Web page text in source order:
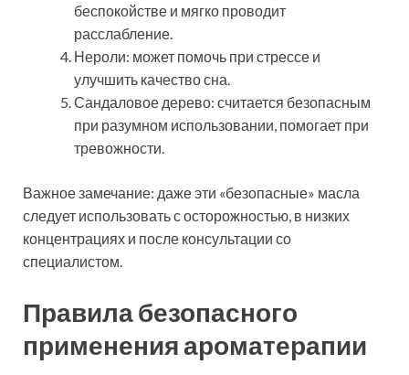
беспокойстве и мягко проводит
расслабление.
Нероли: может помочь при стрессе и
улучшить качество сна.
Сандаловое дерево: считается безопасным
при разумном использовании, помогает при
тревожности.
Важное замечание: даже эти «безопасные» масла
следует использовать с осторожностью, в низких
концентрациях и после консультации со
специалистом.
Правила безопасного
применения ароматерапии